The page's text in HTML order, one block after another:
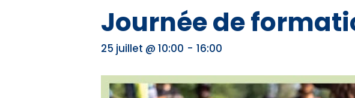
Journée de
25 juillet @ 10:00 - 16:00